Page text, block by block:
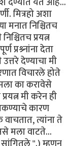
मित्रहो अशा
मनात निश्चितच
प्रयत्न
प्रश्र्नांना देता
देण्याचा मी
विचारले होते
का करावेसे
मी करेन ही
कारण
त्यांना ते
मला वाटते...